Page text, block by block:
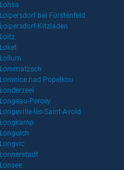
Lohsa
Loipersdorf bei Fürstenfeld
Loipersdorf-Kitzladen
Loitz
Loket
Lollum
Lommatzsch
Lomnice nad Popelkou
Londerzeel
Longeau-Percey
Longeville-lès-Saint-Avold
Longkamp
Longuich
Longvic
Lonnerstadt
Lonsee